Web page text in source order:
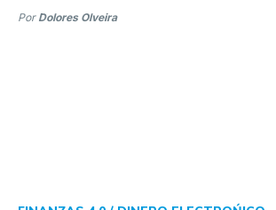
Por Dolores Olveira